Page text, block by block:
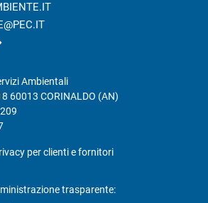
Ambientali
60013 CORINALDO (AN)
per clienti e fornitori
trasparente: